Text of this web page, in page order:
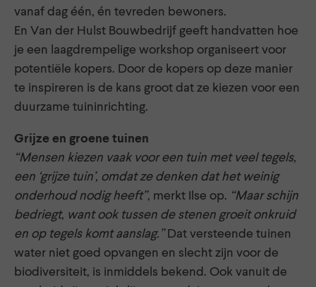
vanaf dag één, én tevreden bewoners.
En Van der Hulst Bouwbedrijf geeft handvatten hoe
je een laagdrempelige workshop organiseert voor
potentiële kopers. Door de kopers op deze manier
te inspireren is de kans groot dat ze kiezen voor een
duurzame tuininrichting.
Grijze en groene tuinen
“Mensen kiezen vaak voor een tuin met veel tegels,
een ‘grijze tuin’, omdat ze denken dat het weinig
onderhoud nodig heeft”, merkt Ilse op. “Maar schijn
bedriegt, want ook tussen de stenen groeit onkruid
en op tegels komt aanslag.”Dat versteende tuinen
water niet goed opvangen en slecht zijn voor de
biodiversiteit, is inmiddels bekend. Ook vanuit de